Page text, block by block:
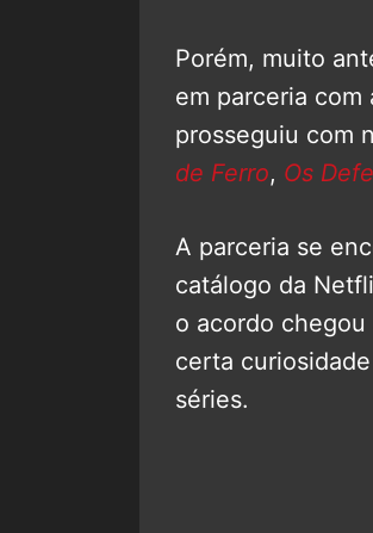
Porém, muito
em parceria
prosseguiu com
de Ferro, Os
A parceria se
catálogo da
o acordo
certa
séries.